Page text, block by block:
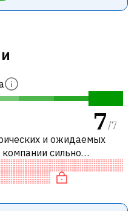
7/7
и ожидаемых
сильно
с аналогичными